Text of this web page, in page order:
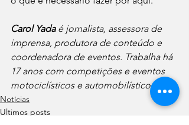
Carol Yada é jornalista, assessora de
imprensa, produtora de conteúdo e
coordenadora de eventos. Trabalha há
17 anos com competições e eventos
motociclísticos e automobilísticos.
Notícias
Ultimos posts